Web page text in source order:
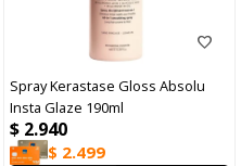
Spray Kerastase Gloss Absolu
Insta Glaze 190ml
$ 2.940
$ 2.499